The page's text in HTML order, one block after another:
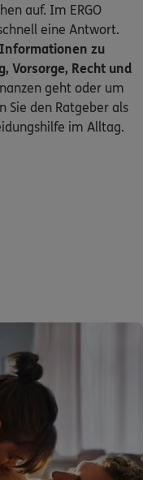
bei ERGO,
der DKV.
bei ERGO,
der DKV.
auf. Im ERGO
eine Antwort.
zu
Vorsorge, Recht und
geht oder um
Sie den Ratgeber als
im Alltag.